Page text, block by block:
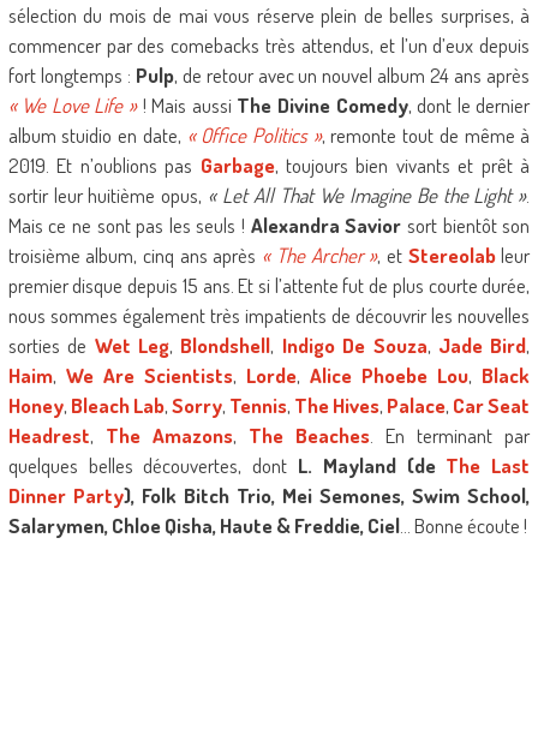
sélection du mois de mai vous réserve plein de belles surprises, à
commencer par des comebacks très attendus, et l’un d’eux depuis
fort longtemps : Pulp, de retour avec un nouvel album 24 ans après
« We Love Life »! Mais aussi The Divine Comedy, dont le dernier
album stuidio en date, « Office Politics », remonte tout de même à
2019. Et n’oublions pas Garbage, toujours bien vivants et prêt à
sortir leur huitième opus, « Let All That We Imagine Be the Light ».
Mais ce ne sont pas les seuls ! Alexandra Savior sort bientôt son
troisième album, cinq ans après « The Archer », et Stereolab leur
premier disque depuis 15 ans. Et si l’attente fut de plus courte durée,
nous sommes également très impatients de découvrir les nouvelles
sorties de Wet Leg, Blondshell, Indigo De Souza, Jade Bird,
Haim, We Are Scientists, Lorde,Alice Phoebe Lou, Black
Honey, Bleach Lab,Sorry, Tennis, The Hives, Palace, Car Seat
Headrest, The Amazons, The Beaches . En terminant par
quelques belles découvertes, dont L. Mayland (de The Last
Dinner Party), Folk Bitch Trio, Mei Semones, Swim School,
Salarymen, Chloe Qisha, Haute & Freddie, Ciel… Bonne écoute !